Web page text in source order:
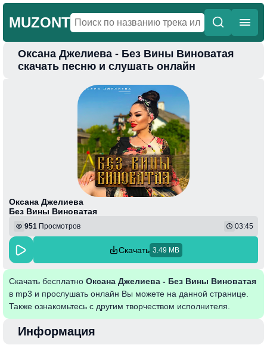
MUZONT
Главная
Оксана Джелиева - Без Вины Виноватая
скачать песню и слушать онлайн
Оксана Джелиева
Без Вины Виноватая
951 Просмотров 03:45
Скачать 3.49 MB
Скачать бесплатно Оксана Джелиева - Без Вины Виноватая
в mp3 и прослушать онлайн Вы можете на данной странице.
Также ознакомьтесь с другим творчеством исполнителя.
Информация